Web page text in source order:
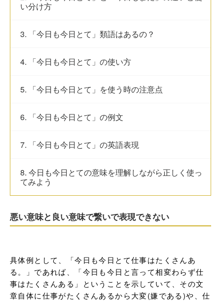
い分け方
3. 「今日も今日とて」類語はあるの？
4. 「今日も今日とて」の使い方
5. 「今日も今日とて」を使う時の注意点
6. 「今日も今日とて」の例文
7. 「今日も今日とて」の英語表現
8. 今日も今日とての意味を理解しながら正しく使っ
てみよう
悪い意味と良い意味で繋いで表現できない
具体例として、「今日も今日とて仕事はたくさんあ
る。」であれば、「今日も今日と言って相変わらず仕
事はたくさんある」ということを示していて、その文
章自体に仕事がたくさんあるから大変(嫌である)や、仕